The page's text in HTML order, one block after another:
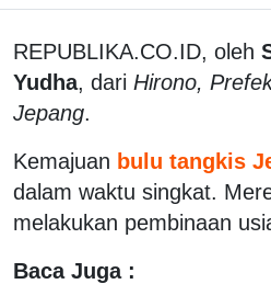
REPUBLIKA.CO.ID, oleh
Yudha, dari Hirono,
Jepang.
Kemajuan bulu tangkis
dalam waktu singkat.
melakukan pembinaan
Baca Juga :